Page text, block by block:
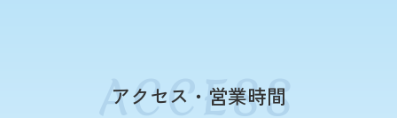
アクセス・営業時間